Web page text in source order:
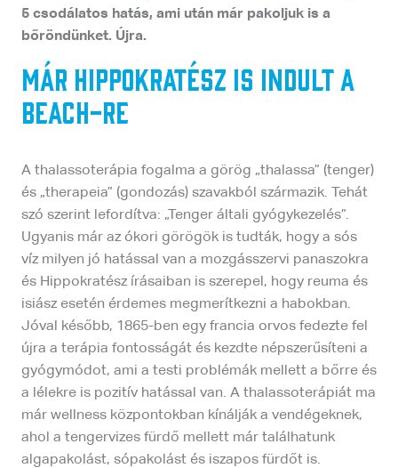
5 csodálatos hatás, ami után már pakoljuk is a
bőröndünket. Újra.
Már Hippokratész is indult a
beach-re
A thalassoterápia fogalma a görög „thalassa” (tenger)
és „therapeia” (gondozás) szavakból származik. Tehát
szó szerint lefordítva: „Tenger általi gyógykezelés”.
Ugyanis már az ókori görögök is tudták, hogy a sós
víz milyen jó hatással van a mozgásszervi panaszokra
és Hippokratész írásaiban is szerepel, hogy reuma és
isiász esetén érdemes megmerítkezni a habokban.
Jóval később, 1865-ben egy francia orvos fedezte fel
újra a terápia fontosságát és kezdte népszerűsíteni a
gyógymódot, ami a testi problémák mellett a bőrre és
a lélekre is pozitív hatással van. A thalassoterápiát ma
már wellness központokban kínálják a vendégeknek,
ahol a tengervizes fürdő mellett már találhatunk
algapakolást, sópakolást és iszapos fürdőt is.